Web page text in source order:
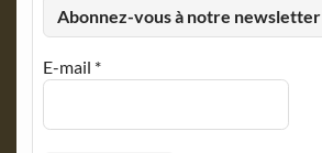
Abonnez-vous à notre newsletter
E-mail *